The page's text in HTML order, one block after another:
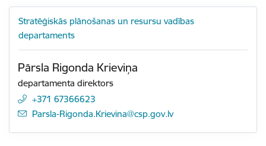
Stratēģiskās plānošanas un resursu vadības
departaments
Pārsla Rigonda Krieviņa
departamenta direktors
+371 67366623
E-pasts:
Parsla-Rigonda.Krievina@csp.gov.lv